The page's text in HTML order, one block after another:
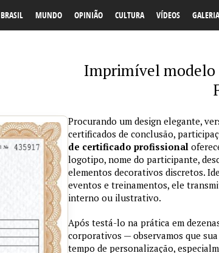
BRASIL MUNDO OPINIÃO CULTURA VÍDEOS GALERIA
Imprimível modelo
Procurando um design elegante,
certificados de conclusão,
de certificado profissional
logotipo, nome do participante,
elementos decorativos discretos.
eventos e treinamentos, ele
interno ou ilustrativo.
Após testá-lo na prática em
corporativos — observamos que
tempo de personalização,